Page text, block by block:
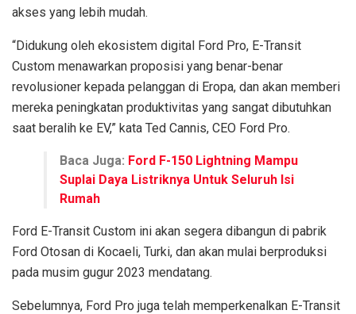
akses yang lebih mudah.
“Didukung oleh ekosistem digital Ford Pro, E-Transit
Custom menawarkan proposisi yang benar-benar
revolusioner kepada pelanggan di Eropa, dan akan memberi
mereka peningkatan produktivitas yang sangat dibutuhkan
saat beralih ke EV,” kata Ted Cannis, CEO Ford Pro.
Baca Juga: Ford F-150 Lightning Mampu
Suplai Daya Listriknya Untuk Seluruh Isi
Rumah
Ford E-Transit Custom ini akan segera dibangun di pabrik
Ford Otosan di Kocaeli, Turki, dan akan mulai berproduksi
pada musim gugur 2023 mendatang.
Sebelumnya, Ford Pro juga telah memperkenalkan E-Transit